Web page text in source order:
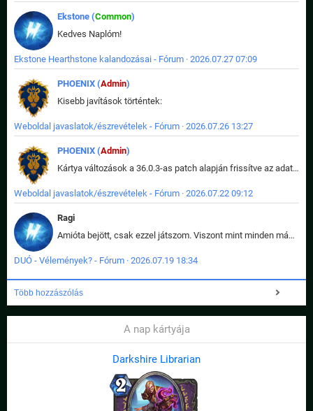
Ekstone (Common)
Kedves Naplóm!
Ekstone Hearthstone kalandozásai - Fórum · 2026.07.27 07:09
PHOENIX (Admin)
Kisebb javítások történtek:
Weboldal javaslatok/észrevételek - Fórum · 2026.07.26 13:27
PHOENIX (Admin)
Kártya változások a 36.0.3-as patch alapján frissítve az adatbázisban (képek is cserélve).
Weboldal javaslatok/észrevételek - Fórum · 2026.07.22 09:12
Ragi
Amióta bejött, csak ezzel játszom. Viszont mint minden más - akár az alapjáték is, ez is baromira összetett lett. Néha már pár kör után is esélytelen az egész. Vagy irreállisan túltápol valaki, vagy lelép a partner, vagy csak hülye mint a segg. És amikor eljönne az én időm, na akkor jön el mindenki másé is. Engem jobban érdekelne, hogy ki milyen ratingen szokott játszani. Na ez lenne egy érdekes adat.
DUÓ - Vélemények? - Fórum · 2026.07.19 18:34
Több hozzászólás
A nap kártyája
Darkshire Librarian